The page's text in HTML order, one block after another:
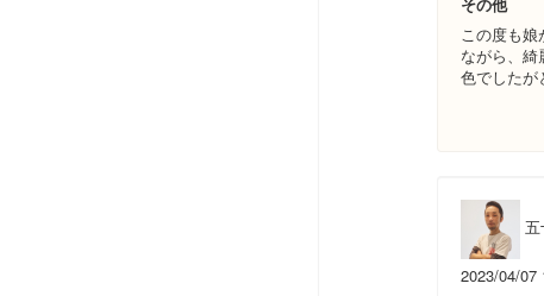
この度も
ながら、
色でしたが
2023/04/07